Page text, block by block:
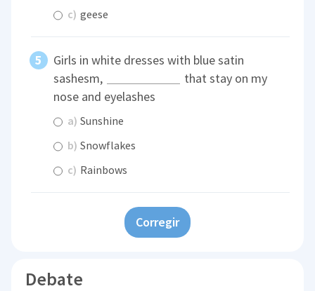
c) geese
Girls in white dresses with blue satin
sashesm,
that stay on my
nose and eyelashes
a) Sunshine
b) Snowflakes
c) Rainbows
Corregir
Debate